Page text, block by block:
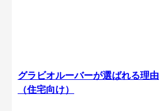
グラビオルーバーが選ばれる理由
（住宅向け）